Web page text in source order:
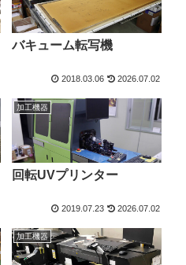
バキューム転写機
2018.03.06 2026.07.02
加工機器
回転UVプリンター
2019.07.23 2026.07.02
加工機器